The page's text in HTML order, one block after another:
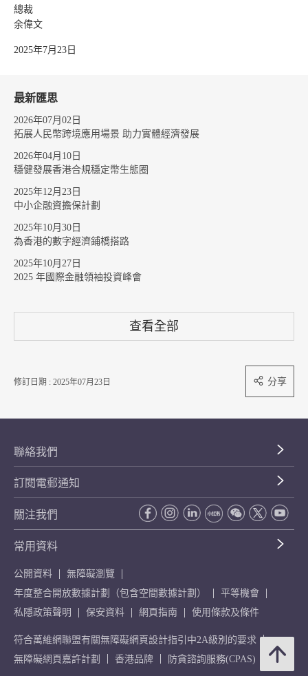
總裁
余偉文
2025年7月23日
最新匯思
2026年07月02日
拓展人民幣跨境應用場景 助力實體經濟發展
2026年04月10日
穩健發展香港合規穩定幣生態圈
2025年12月23日
中小企融資擔保計劃
2025年10月30日
為香港的數字經濟鋪橋搭路
2025年10月27日
2025 年國際金融領袖投資峰會
查看全部
修訂日期 : 2025年07月23日 分享
聯絡我們
訂閱電郵通知
關注我們
常用資料
公開資料
無障礙瀏覽
年度整合開放數據計劃（包含空間數據計劃）
平等機會
私隱政策聲明
保安資料 網頁指南 使用條款及條件
符合萬維網聯盟有關無障礙網頁設計指引中2A級別的要求
無障礙網頁嘉許計劃
香港品牌 防貪諮詢服務(CPAS)